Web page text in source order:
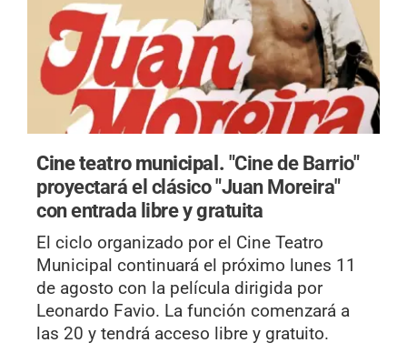
Cine teatro municipal. "Cine de Barrio"
proyectará el clásico "Juan Moreira"
con entrada libre y gratuita
El ciclo organizado por el Cine Teatro
Municipal continuará el próximo lunes 11
de agosto con la película dirigida por
Leonardo Favio. La función comenzará a
las 20 y tendrá acceso libre y gratuito.